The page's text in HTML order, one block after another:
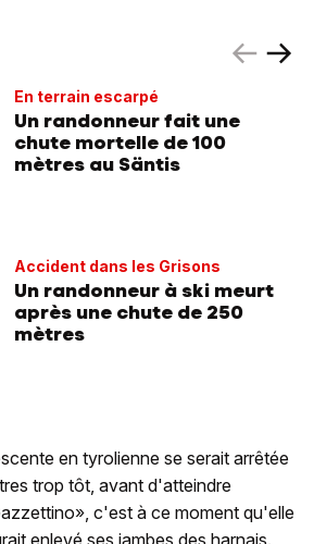
En terrain escarpé
Un randonneur fait une
chute mortelle de 100
mètres au Säntis
Accident dans les Grisons
Un randonneur à ski meurt
après une chute de 250
mètres
en tyrolienne se serait arrêtée
trop tôt, avant d'atteindre
c'est à ce moment qu'elle